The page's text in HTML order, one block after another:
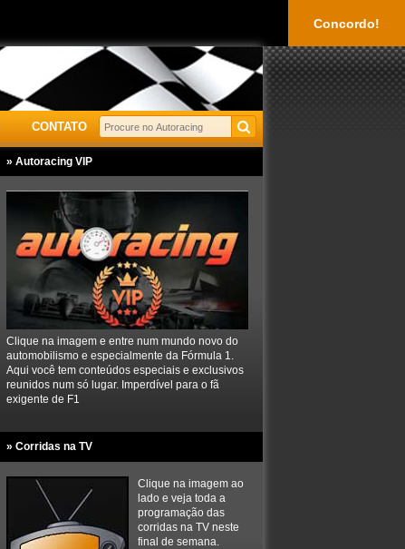
Concordo!
CONTATO
» Autoracing VIP
Clique na imagem e entre num mundo novo do
automobilismo e especialmente da Fórmula 1.
Aqui você tem conteúdos especiais e exclusivos
reunidos num só lugar. Imperdível para o fã
exigente de F1
» Corridas na TV
Clique na imagem ao
lado e veja toda a
programação das
corridas na TV neste
final de semana.